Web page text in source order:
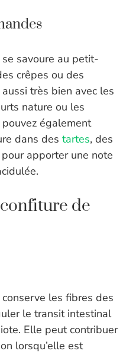
savoure au petit-
crêpes ou des
très bien avec les
nature ou les
également
dans des tartes, des
pour apporter une note
de
les fibres des
le transit intestinal
Elle peut contribuer
lorsqu’elle est